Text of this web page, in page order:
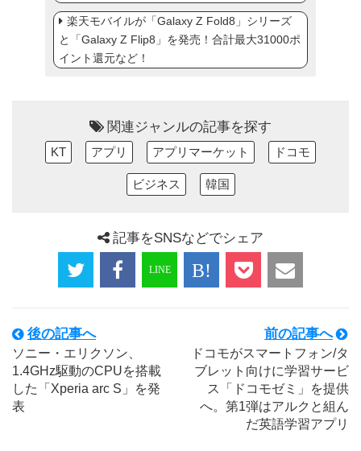
楽天モバイルが「Galaxy Z Fold8」シリーズ
と「Galaxy Z Flip8」を発売！合計最大31000ポ
イント還元など！
関連ジャンルの記事を探す
KT アプリ アプリマーケット ドコモ
ビジネス 韓国
記事をSNSなどでシェア
後の記事へ
ソニー・エリクソン、
1.4GHz駆動のCPUを搭載
した「Xperia arc S」を発
表
前の記事へ
ドコモがスマートフォン/タ
ブレット向けに学習サービ
ス「ドコモゼミ」を提供
へ。第1弾はアルクと組ん
だ英語学習アプリ